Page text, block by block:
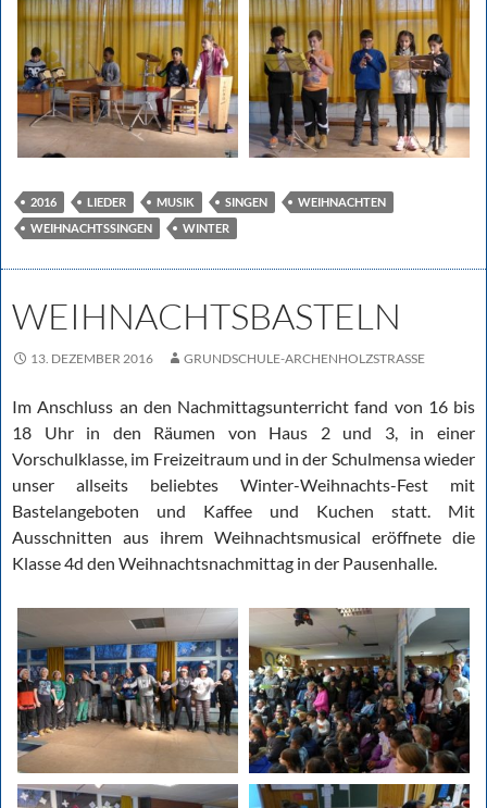
2016 LIEDER MUSIK SINGEN
WEIHNACHTEN
WEIHNACHTSSINGEN
WINTER
WEIHNACHTSBASTELN
13. DEZEMBER 2016 GRUNDSCHULE-ARCHENHOLZSTRASSE
Im Anschluss an den Nachmittagsunterricht fand von 16 bis
18 Uhr in den Räumen von Haus 2 und 3, in einer
Vorschulklasse, im Freizeitraum und in der Schulmensa wieder
unser allseits beliebtes Winter-Weihnachts-Fest mit
Bastelangeboten und Kaffee und Kuchen statt. Mit
Ausschnitten aus ihrem Weihnachtsmusical eröffnete die
Klasse 4d den Weihnachtsnachmittag in der Pausenhalle.